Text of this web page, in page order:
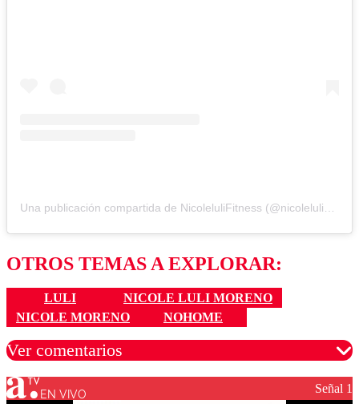
Una publicación compartida de NicoleluliFitness (@nicolelulichile)
OTROS TEMAS A EXPLORAR:
LULI
NICOLE LULI MORENO
NICOLE MORENO
NOHOME
Ver comentarios
EN VIVO Señal 1